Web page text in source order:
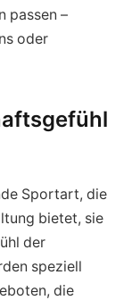
passen –
oder
Sportart, die
bietet, sie
der
speziell
die